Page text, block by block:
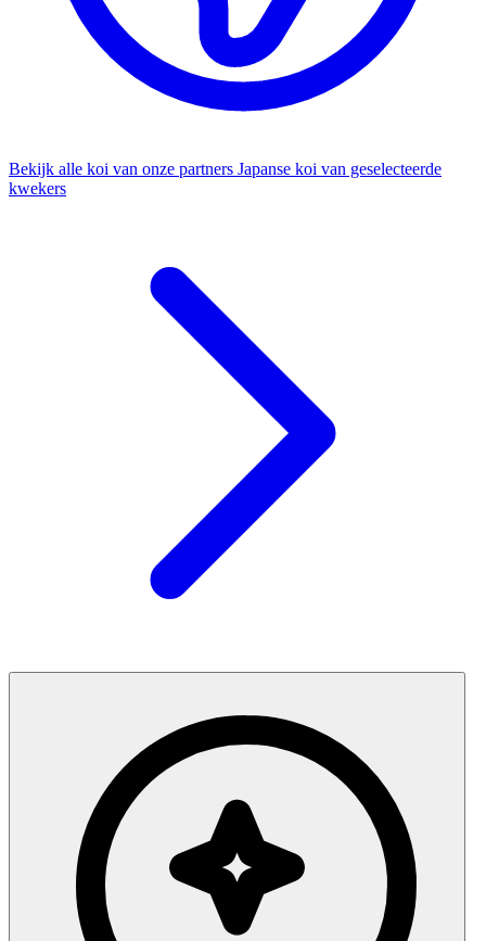
Bekijk alle koi van onze partners Japanse koi van geselecteerde
kwekers